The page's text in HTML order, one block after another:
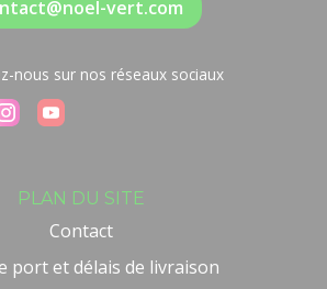
vert.com
nous sur nos réseaux sociaux
PLAN DU SITE
Contact
port et délais de livraison